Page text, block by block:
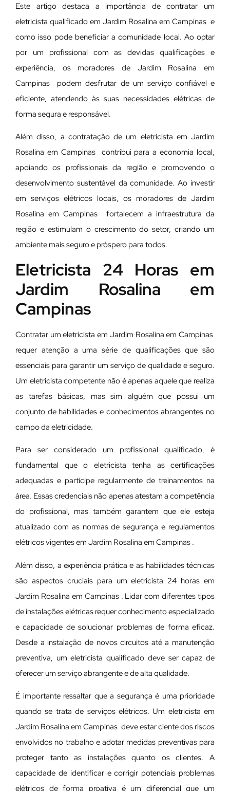
Este artigo destaca a importância de contratar um
eletricista qualificado em Jardim Rosalina em Campinas e
como isso pode beneficiar a comunidade local. Ao optar
por um profissional com as devidas qualificações e
experiência, os moradores de Jardim Rosalina em
Campinas podem desfrutar de um serviço confiável e
eficiente, atendendo às suas necessidades elétricas de
forma segura e responsável.
Além disso, a contratação de um eletricista em Jardim
Rosalina em Campinas contribui para a economia local,
apoiando os profissionais da região e promovendo o
desenvolvimento sustentável da comunidade. Ao investir
em serviços elétricos locais, os moradores de Jardim
Rosalina em Campinas fortalecem a infraestrutura da
região e estimulam o crescimento do setor, criando um
ambiente mais seguro e próspero para todos.
Eletricista 24 Horas em
Jardim Rosalina em
Campinas
Contratar um eletricista em Jardim Rosalina em Campinas
requer atenção a uma série de qualificações que são
essenciais para garantir um serviço de qualidade e seguro.
Um eletricista competente não é apenas aquele que realiza
as tarefas básicas, mas sim alguém que possui um
conjunto de habilidades e conhecimentos abrangentes no
campo da eletricidade.
Para ser considerado um profissional qualificado, é
fundamental que o eletricista tenha as certificações
adequadas e participe regularmente de treinamentos na
área. Essas credenciais não apenas atestam a competência
do profissional, mas também garantem que ele esteja
atualizado com as normas de segurança e regulamentos
elétricos vigentes em Jardim Rosalina em Campinas .
Além disso, a experiência prática e as habilidades técnicas
são aspectos cruciais para um eletricista 24 horas em
Jardim Rosalina em Campinas . Lidar com diferentes tipos
de instalações elétricas requer conhecimento especializado
e capacidade de solucionar problemas de forma eficaz.
Desde a instalação de novos circuitos até a manutenção
preventiva, um eletricista qualificado deve ser capaz de
oferecer um serviço abrangente e de alta qualidade.
É importante ressaltar que a segurança é uma prioridade
quando se trata de serviços elétricos. Um eletricista em
Jardim Rosalina em Campinas deve estar ciente dos riscos
envolvidos no trabalho e adotar medidas preventivas para
proteger tanto as instalações quanto os clientes. A
capacidade de identificar e corrigir potenciais problemas
elétricos de forma proativa é um diferencial que um